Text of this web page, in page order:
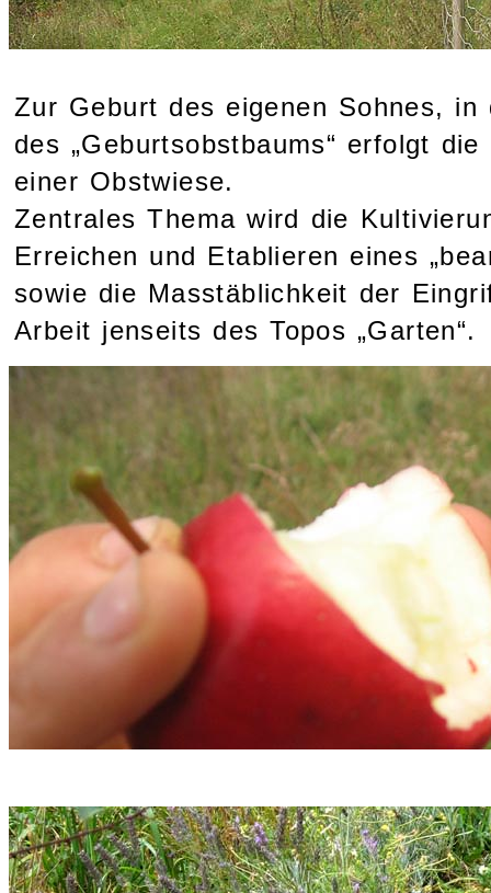
Zur Geburt des eigenen Sohnes, in
des „Geburtsobstbaums“ erfolgt
einer Obstwiese.
Zentrales Thema wird die
Erreichen und Etablieren eines
sowie die Masstäblichkeit der
Arbeit jenseits des Topos „Garten“.